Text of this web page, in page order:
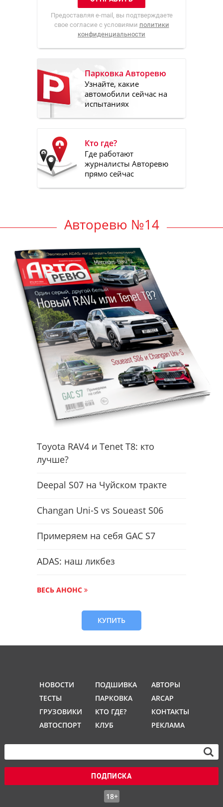
Предоставляя e-mail, вы подтверждаете
свое согласие с условиями политики
конфиденциальности
Парковка Авторевю
Узнайте, какие
автомобили сейчас на
испытаниях
Кто где?
Где работают
журналисты Авторевю
прямо сейчас
Авторевю №14
Toyota RAV4 и Tenet T8: кто
лучше?
Deepal S07 на Чуйском тракте
Changan Uni-S vs Soueast S06
Примеряем на себя GAC S7
ADAS: наш ликбез
ВЕСЬ АНОНС
КУПИТЬ
НОВОСТИ
ТЕСТЫ
ГРУЗОВИКИ
АВТОСПОРТ
ПОДШИВКА
ПАРКОВКА
КТО ГДЕ?
КЛУБ
АВТОРЫ
ARCAP
КОНТАКТЫ
РЕКЛАМА
ПОДПИСКА
18+